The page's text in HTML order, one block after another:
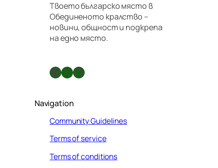
Твоето българско място в
Обединеното кралство –
новини, общност и подкрепа
на едно място.
Facebook X GitHub
Navigation
Community Guidelines
Terms of service
Terms of conditions